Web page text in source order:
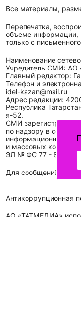
Все материалы,
Перепечатка,
объеме информации,
только с
Наименование
Учредитель СМИ: АО
Главный редактор:
Телефон и
idel-kazan@mail.ru
Адрес редакции:
Республика
я-52.
СМИ
по надзору в сфере
информационных
и массовых
ЭЛ № ФС 77 - 89431 от
Для сообщений о
Антикоррупционная
АО «ТАТМЕДИА»